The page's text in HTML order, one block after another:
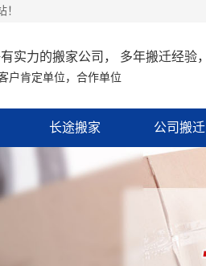
有实力的搬家公司， 多年搬迁经验，
户肯定单位，合作单位
长途搬家 公司搬迁